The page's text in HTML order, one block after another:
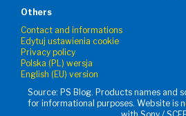
Others
Contact and informations
Edytuj ustawienia cookie
Privacy policy
Polska (PL) wersja
English (EU) version
Source: PS Blog. Products names and
for informational purposes. Website is